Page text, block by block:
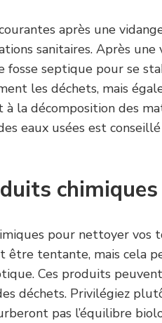
après une
sanitaires. Après une
fosse septique pour se
les déchets, mais
la décomposition des
eaux usées est
pour nettoyer vos
être tentante, mais cela
Ces produits
déchets. Privilégiez
pas l’équilibre